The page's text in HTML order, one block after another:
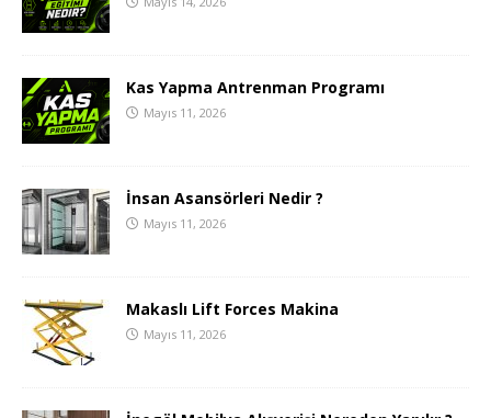
Kas Yapma Antrenman Programı
Mayıs 11, 2026
İnsan Asansörleri Nedir ?
Mayıs 11, 2026
Makaslı Lift Forces Makina
Mayıs 11, 2026